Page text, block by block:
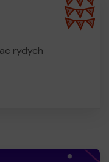
rydych